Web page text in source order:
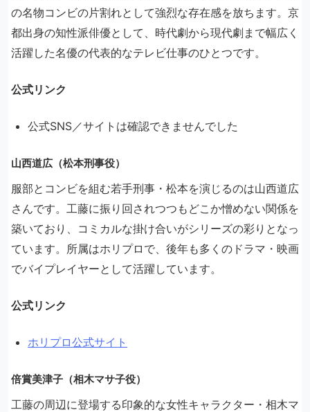
の名物コンビの片割れとして強烈な存在感を放ちます。京
都出身の知性派俳優として、時代劇から現代劇まで幅広く
活躍した名優の代表的なテレビ仕事のひとつです。
公式リンク
公式SNS／サイトは確認できませんでした
山西道広（松本刑事役）
服部とコンビを組む若手刑事・松本を演じるのは山西道広
さんです。工藤に振り回されつつもどこか憎めない関係を
築いており、コミカルな掛け合いがシリーズの彩りとなっ
ています。所属はホリプロで、後年も多くのドラマ・映画
でバイプレイヤーとして活躍しています。
公式リンク
ホリプロ公式サイト
倍賞美津子（相木マサ子役）
工藤の周辺に登場する印象的な女性キャラクター・相木マ